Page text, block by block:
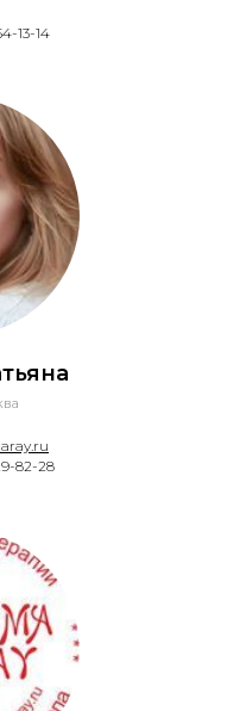
13-14
82-28